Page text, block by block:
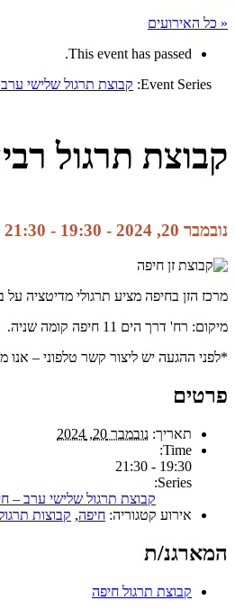
« כל האירועים
This event has passed.
Event Series: קבוצת תרגול שלישי
קבוצת תרגול
נובמבר 20, 2024 - 19:30 -
21:30
מרכז הזן בחיפה מציע תרגולי מדיטציה על בסיס קבוע בימי רביעי בין 19:30 ל21:30.
מיקום: רח' דרך הים 11 חיפה קומה שניה.
*לפני ההגעה יש ליצור קשר טלפוני – אנו מבקשים
פרטים
תאריך: נובמבר 20, 2024
Time:
19:30 - 21:30
Series:
קבוצת תרגול שלישי ערב –
אירוע קטגוריה: חיפה, קבוצות
המארגנ/ת
קבוצת תרגול חיפה